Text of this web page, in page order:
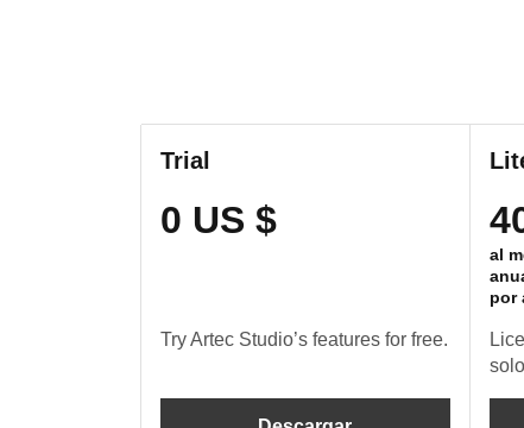
Trial
0 US $
Try Artec Studio’s features for free.
al
por